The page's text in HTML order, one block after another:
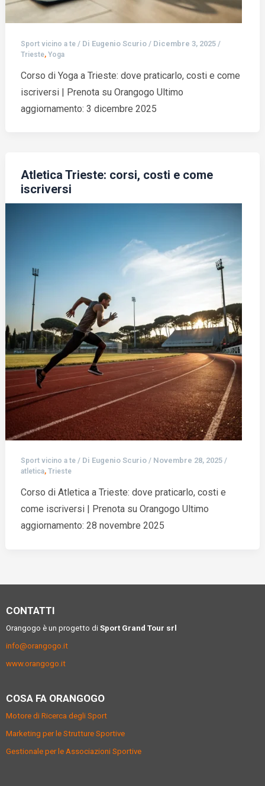
Sport vicino a te/ Di Eugenio Scurio / Dicembre 3, 2025 /
Trieste, Yoga
Corso di Yoga a Trieste: dove praticarlo, costi e come
iscriversi | Prenota su Orangogo Ultimo
aggiornamento: 3 dicembre 2025
Atletica Trieste: corsi, costi e come
iscriversi
Sport vicino a te/ Di Eugenio Scurio / Novembre 28, 2025 /
atletica, Trieste
Corso di Atletica a Trieste: dove praticarlo, costi e
come iscriversi | Prenota su Orangogo Ultimo
aggiornamento: 28 novembre 2025
CONTATTI
Orangogo è un progetto di Sport Grand Tour srl
info@orangogo.it
www.orangogo.it
COSA FA ORANGOGO
Motore di Ricerca degli Sport
Marketing per le Strutture Sportive
Gestionale per le Associazioni Sportive